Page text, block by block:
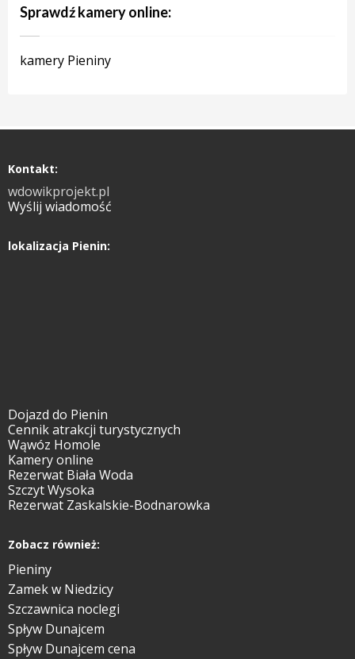
Sprawdź kamery online:
kamery Pieniny
Kontakt:
wdowikprojekt.pl
Wyślij wiadomość
lokalizacja Pienin:
Dojazd do Pienin
Cennik atrakcji turystycznych
Wąwóz Homole
Kamery online
Rezerwat Biała Woda
Szczyt Wysoka
Rezerwat Zaskalskie-Bodnarowka
Zobacz również:
Pieniny
Zamek w Niedzicy
Szczawnica noclegi
Spływ Dunajcem
Spływ Dunajcem cena